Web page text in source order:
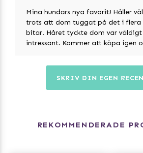
Mina hundars nya favorit! Håller
trots att dom tuggat på det i flera
bitar. Håret tyckte dom var
intressant. Kommer att köpa igen
SKRIV DIN EGEN
REKOMMENDERADE